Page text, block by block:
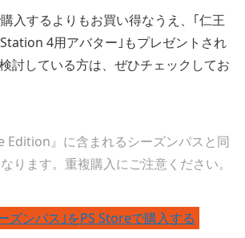
入するよりもお買い得なうえ、｢仁王
4用アバター｣もプレゼントされ
討している方は、ぜひチェックしてお
Edition』に含まれるシーズンパスと同
ります。重複購入にご注意ください。
ズンパス｣をPS Storeで購入する